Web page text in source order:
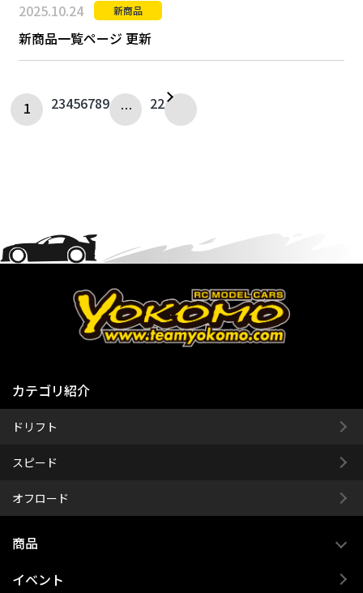
2025.10.24 新商品
新商品一覧ページ 更新
1 23456789 … 22
カテゴリ紹介
ドリフト
スピード
オフロード
商品
イベント